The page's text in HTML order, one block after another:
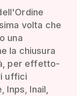
volta che
una
la chiusura
per effetto-
uffici
Inps, Inail,